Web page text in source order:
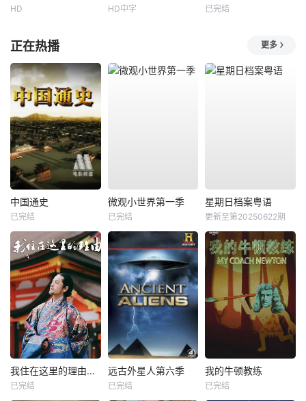
HD HD中字 已完结
正在热播 更多
中国通史
已完结
微观小世界第一季
已完结
星期日档案粤语
更新至第20250622期
我住在这里的理由第二季
已完结
远古外星人第六季
已完结
我的牛顿教练
已完结